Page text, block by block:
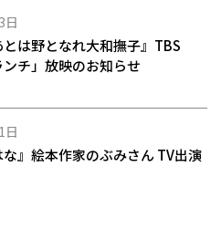
日
は野となれ大和撫子』TBS
ンチ」放映のお知らせ
日
な』絵本作家のぶみさん TV出演